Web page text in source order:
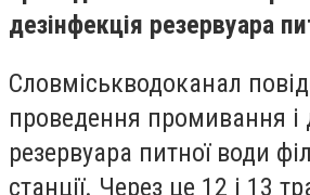
дезінфекція резервуара
Словміськводоканал
проведення промивання і
резервуара питної води
станції. Через це 12 і 13